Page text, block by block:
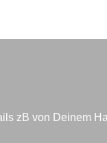
zB von Deinem